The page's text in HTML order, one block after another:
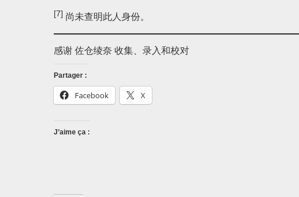
[7] 尚未查明此人身份。
感谢 佐仓绫奈 收集、录入和校对
Partager :
Facebook X
J’aime ça :